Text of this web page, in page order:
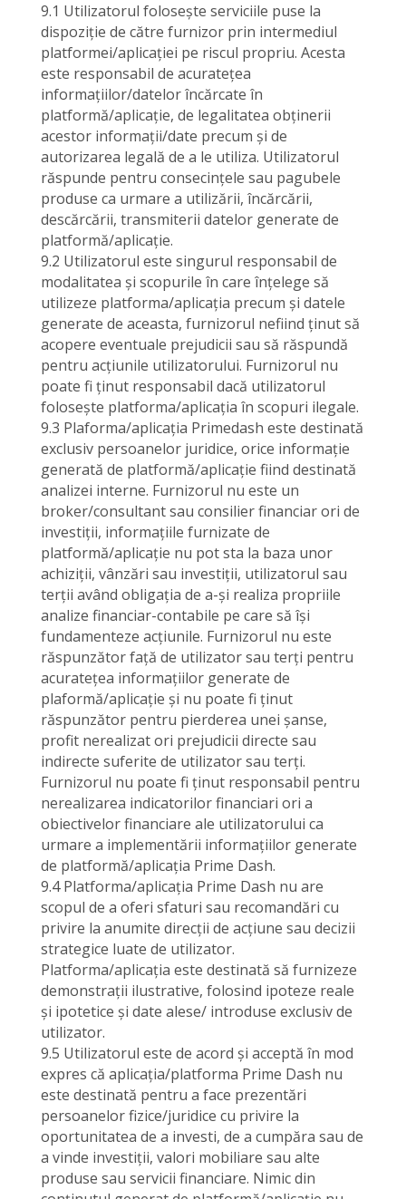
9.1 Utilizatorul folosește serviciile puse la
dispoziție de către furnizor prin intermediul
platformei/aplicației pe riscul propriu. Acesta
este responsabil de acuratețea
informațiilor/datelor încărcate în
platformă/aplicație, de legalitatea obținerii
acestor informații/date precum și de
autorizarea legală de a le utiliza. Utilizatorul
răspunde pentru consecințele sau pagubele
produse ca urmare a utilizării, încărcării,
descărcării, transmiterii datelor generate de
platformă/aplicație.
9.2 Utilizatorul este singurul responsabil de
modalitatea și scopurile în care înțelege să
utilizeze platforma/aplicația precum și datele
generate de aceasta, furnizorul nefiind ținut să
acopere eventuale prejudicii sau să răspundă
pentru acțiunile utilizatorului. Furnizorul nu
poate fi ținut responsabil dacă utilizatorul
folosește platforma/aplicația în scopuri ilegale.
9.3 Plaforma/aplicația Primedash este destinată
exclusiv persoanelor juridice, orice informație
generată de platformă/aplicație fiind destinată
analizei interne. Furnizorul nu este un
broker/consultant sau consilier financiar ori de
investiții, informațiile furnizate de
platformă/aplicație nu pot sta la baza unor
achiziții, vânzări sau investiții, utilizatorul sau
terții având obligația de a-și realiza propriile
analize financiar-contabile pe care să își
fundamenteze acțiunile. Furnizorul nu este
răspunzător față de utilizator sau terți pentru
acuratețea informațiilor generate de
plaformă/aplicație și nu poate fi ținut
răspunzător pentru pierderea unei șanse,
profit nerealizat ori prejudicii directe sau
indirecte suferite de utilizator sau terți.
Furnizorul nu poate fi ținut responsabil pentru
nerealizarea indicatorilor financiari ori a
obiectivelor financiare ale utilizatorului ca
urmare a implementării informațiilor generate
de platformă/aplicația Prime Dash.
9.4 Platforma/aplicația Prime Dash nu are
scopul de a oferi sfaturi sau recomandări cu
privire la anumite direcții de acțiune sau decizii
strategice luate de utilizator.
Platforma/aplicația este destinată să furnizeze
demonstrații ilustrative, folosind ipoteze reale
și ipotetice și date alese/ introduse exclusiv de
utilizator.
9.5 Utilizatorul este de acord și acceptă în mod
expres că aplicația/platforma Prime Dash nu
este destinată pentru a face prezentări
persoanelor fizice/juridice cu privire la
oportunitatea de a investi, de a cumpăra sau de
a vinde investiții, valori mobiliare sau alte
produse sau servicii financiare. Nimic din